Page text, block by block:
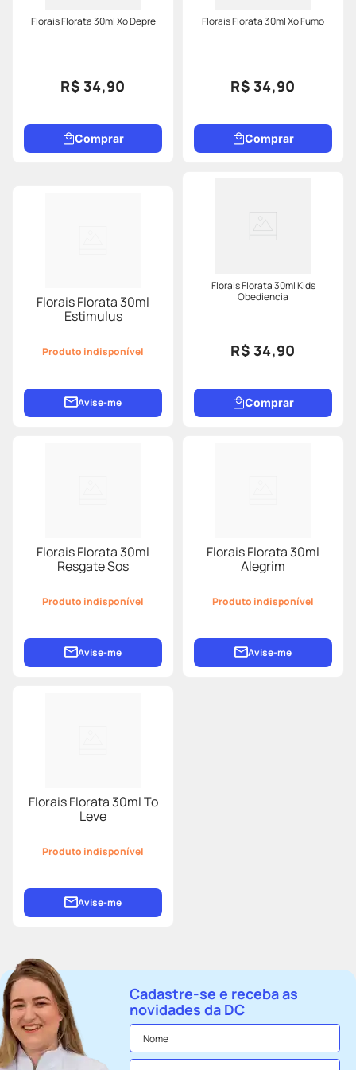
Florais Florata 30ml Xo Depre
R$ 34,90
Comprar
Florais Florata 30ml Xo Fumo
R$ 34,90
Comprar
Florais Florata 30ml
Estimulus
Produto indisponível
Avise-me
Florais Florata 30ml Kids
Obediencia
R$ 34,90
Comprar
Florais Florata 30ml
Resgate Sos
Produto indisponível
Avise-me
Florais Florata 30ml
Alegrim
Produto indisponível
Avise-me
Florais Florata 30ml To
Leve
Produto indisponível
Avise-me
Cadastre-se e receba as
novidades da DC